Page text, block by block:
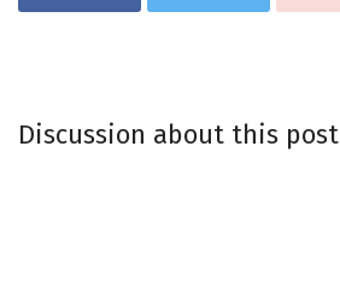
Discussion about this post